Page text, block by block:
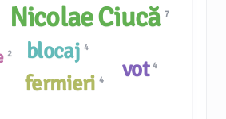
blocaj4
2
Nicolae Ciucă7
fermieri 4 vot4